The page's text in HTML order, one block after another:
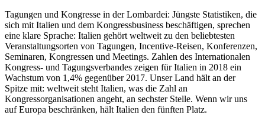
Tagungen und Kongresse in der Lombardei: Jüngste Statistiken, die
sich mit Italien und dem Kongressbusiness beschäftigen, sprechen
eine klare Sprache: Italien gehört weltweit zu den beliebtesten
Veranstaltungsorten von Tagungen, Incentive-Reisen, Konferenzen,
Seminaren, Kongressen und Meetings. Zahlen des Internationalen
Kongress- und Tagungsverbandes zeigen für Italien in 2018 ein
Wachstum von 1,4% gegenüber 2017. Unser Land hält an der
Spitze mit: weltweit steht Italien, was die Zahl an
Kongressorganisationen angeht, an sechster Stelle. Wenn wir uns
auf Europa beschränken, hält Italien den fünften Platz.